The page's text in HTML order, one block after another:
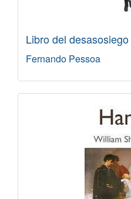
Libro del desasosiego
Fernando Pessoa